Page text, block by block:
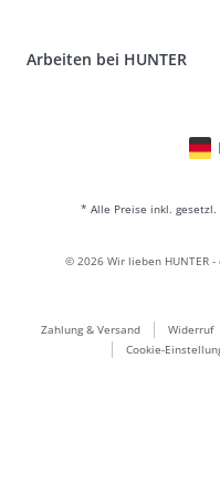
Leder ist unsere
BVB Dortmund
Geschenkewelt
Hundebekleidung
LOVE
Arbeiten bei HUNTER
* Alle Preise inkl.
Zahlung & Versand Widerruf
Cookie-
© 2026 Wir lieben HUNTER